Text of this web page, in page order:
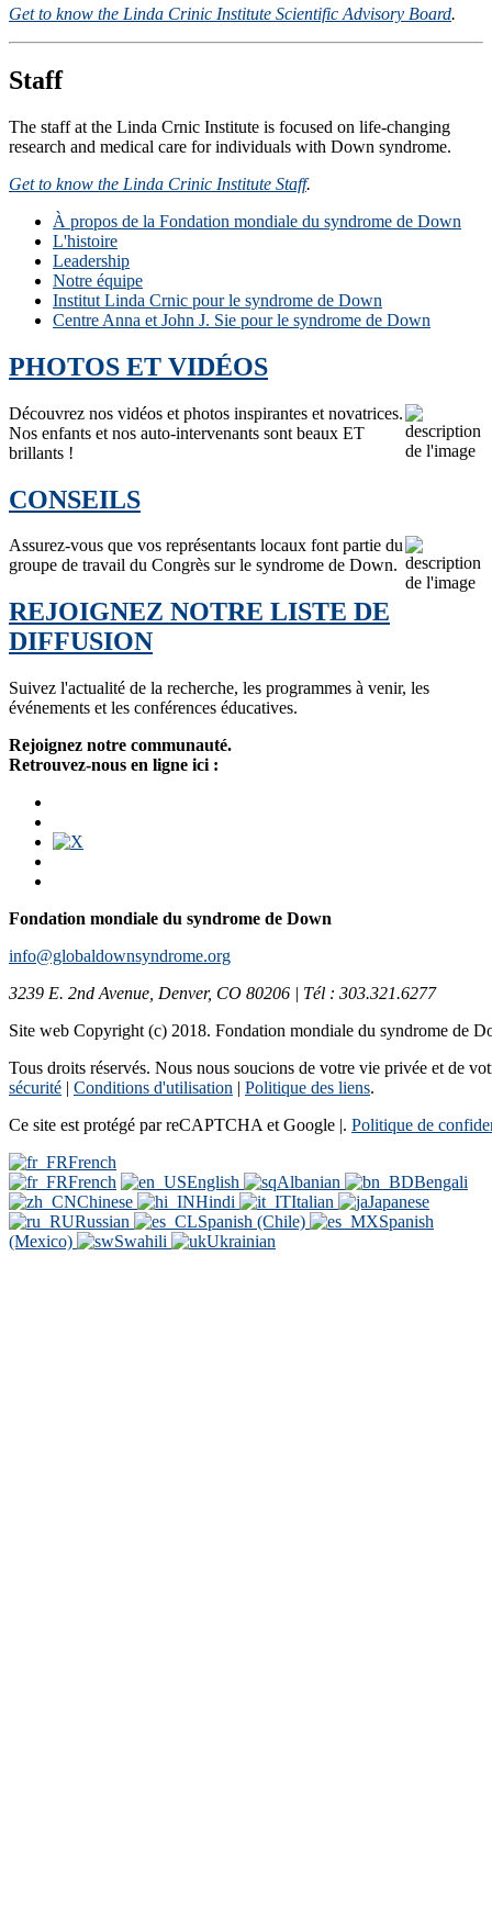
Get to know the Linda Crinic Institute Scientific Advisory Board.
Staff
The staff at the Linda Crnic Institute is focused on life-changing
research and medical care for individuals with Down syndrome.
Get to know the Linda Crinic Institute Staff.
À propos de la Fondation mondiale du syndrome de Down
L'histoire
Leadership
Notre équipe
Institut Linda Crnic pour le syndrome de Down
Centre Anna et John J. Sie pour le syndrome de Down
PHOTOS ET VIDÉOS
Découvrez nos vidéos et photos inspirantes et novatrices.
Nos enfants et nos auto-intervenants sont beaux ET
brillants !
CONSEILS
Assurez-vous que vos représentants locaux font partie du
groupe de travail du Congrès sur le syndrome de Down.
REJOIGNEZ NOTRE LISTE DE
DIFFUSION
Suivez l'actualité de la recherche, les programmes à venir, les
événements et les conférences éducatives.
Rejoignez notre communauté.
Retrouvez-nous en ligne ici :
Fondation mondiale du syndrome de Down
info@globaldownsyndrome.org
3239 E. 2nd Avenue, Denver, CO 80206 | Tél : 303.321.6277
Site web Copyright (c) 2018. Fondation mondiale du syndrome de
Tous droits réservés. Nous nous soucions de votre vie privée et de
sécurité | Conditions d'utilisation | Politique des liens.
Ce site est protégé par reCAPTCHA et Google |. Politique de
French
French
English Albanian
Bengali
Chinese
Hindi Italian
Japanese
Russian
Spanish (Chile)
Spanish
(Mexico)
Swahili Ukrainian